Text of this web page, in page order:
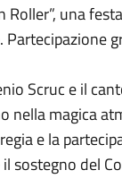
Roller”, una
Scruc e il
nella magica
e la
sostegno del